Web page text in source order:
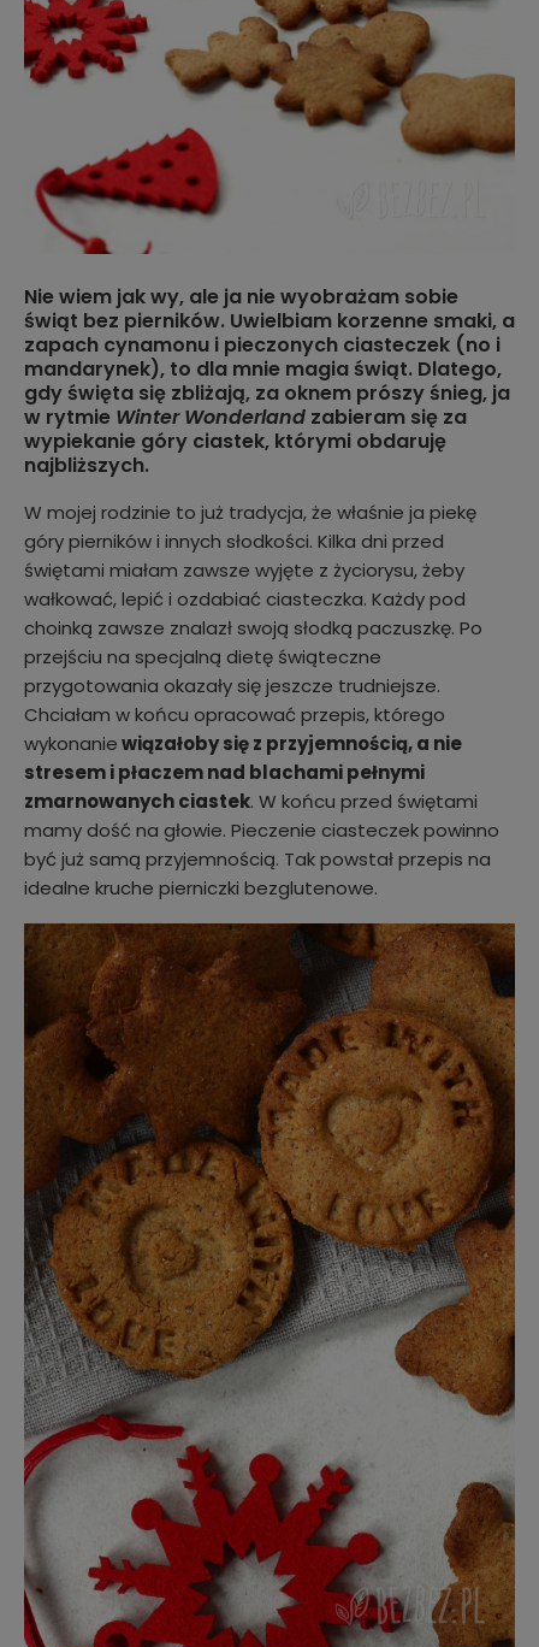
Nie wiem jak wy, ale ja nie wyobrażam sobie
świąt bez pierników. Uwielbiam korzenne smaki, a
zapach cynamonu i pieczonych ciasteczek (no i
mandarynek), to dla mnie magia świąt. Dlatego,
gdy święta się zbliżają, za oknem prószy śnieg, ja
w rytmie Winter Wonderland zabieram się za
wypiekanie góry ciastek, którymi obdaruję
najbliższych.
W mojej rodzinie to już tradycja, że właśnie ja piekę
góry pierników i innych słodkości. Kilka dni przed
świętami miałam zawsze wyjęte z życiorysu, żeby
wałkować, lepić i ozdabiać ciasteczka. Każdy pod
choinką zawsze znalazł swoją słodką paczuszkę. Po
przejściu na specjalną dietę świąteczne
przygotowania okazały się jeszcze trudniejsze.
Chciałam w końcu opracować przepis, którego
wykonaniewiązałoby się z przyjemnością, a nie
stresem i płaczem nad blachami pełnymi
zmarnowanych ciastek. W końcu przed świętami
mamy dość na głowie. Pieczenie ciasteczek powinno
być już samą przyjemnością. Tak powstał przepis na
idealne kruche pierniczki bezglutenowe.